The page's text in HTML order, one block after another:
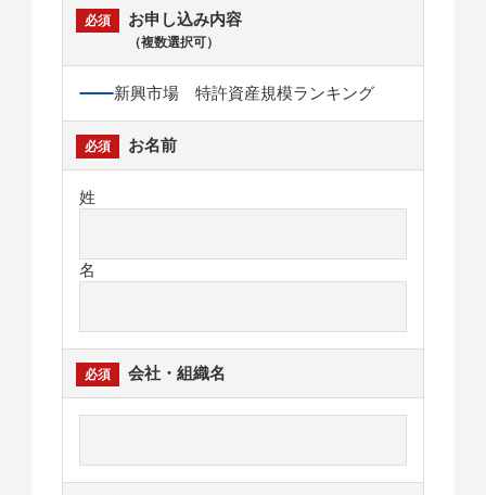
お申し込み内容
（複数選択可）
新興市場 特許資産規模ランキング
お名前
姓
名
会社・組織名